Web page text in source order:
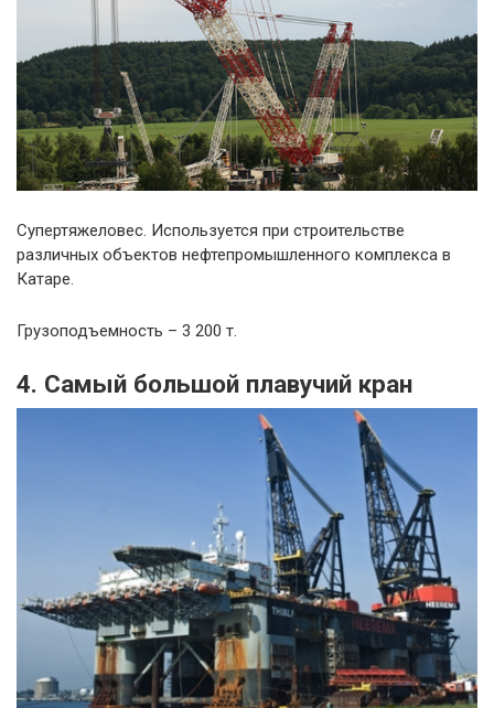
Супертяжеловес. Используется при строительстве
различных объектов нефтепромышленного комплекса в
Катаре.
Грузоподъемность – 3 200 т.
4. Самый большой плавучий кран